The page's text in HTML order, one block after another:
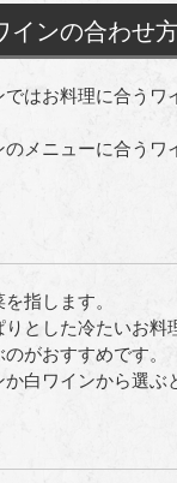
インの合わせ
はお料理に合うワ
メニューに合うワ
指します。
とした冷たいお料
がおすすめです。
白ワインから選ぶ